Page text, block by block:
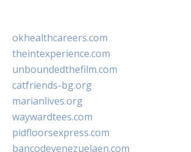
okhealthcareers.com
theintexperience.com
unboundedthefilm.com
catfriends-bg.org
marianlives.org
waywardtees.com
pidfloorsexpress.com
bancodevenezuelaen.com